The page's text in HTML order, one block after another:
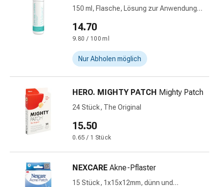
Ziehsalbe
Tupfer
Ohrenpflege
Augentropfen
Augenentzündungen
Augenverbände
Herz
&
Kreislauf
150 ml, Flasche, Lösung zur Anwendung
14.70
9.80 / 100 ml
Nur Abholen möglich
HERO. MIGHTY PATCH Mighty Patch
24 Stück, The Original
15.50
0.65 / 1 Stück
NEXCARE Akne-Pflaster
15 Stück, 1x15x12mm, dünn und